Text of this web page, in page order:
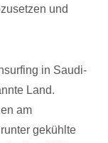
und
in Saudi-
Land.
am
gekühlte